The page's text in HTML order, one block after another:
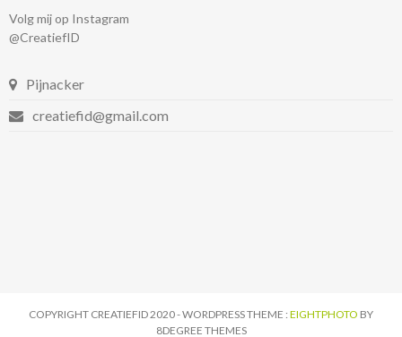
Volg mij op Instagram
@CreatiefID
Pijnacker
creatiefid@gmail.com
COPYRIGHT CREATIEFID 2020 - WORDPRESS THEME : EIGHTPHOTO BY
8DEGREE THEMES